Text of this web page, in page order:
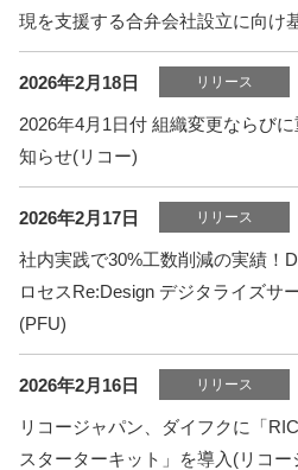
現を支援する合弁会社設立に向け
2026年2月18日 リリース
2026年4月1日付 組織変更ならび
知らせ(リコー)
2026年2月17日 リリース
社内実践で30%工数削減の実績！
ロセスRe:Design デジタライズサ
(PFU)
2026年2月16日 リリース
リコージャパン、ダイフクに「
スターターキット」を導入(リコー